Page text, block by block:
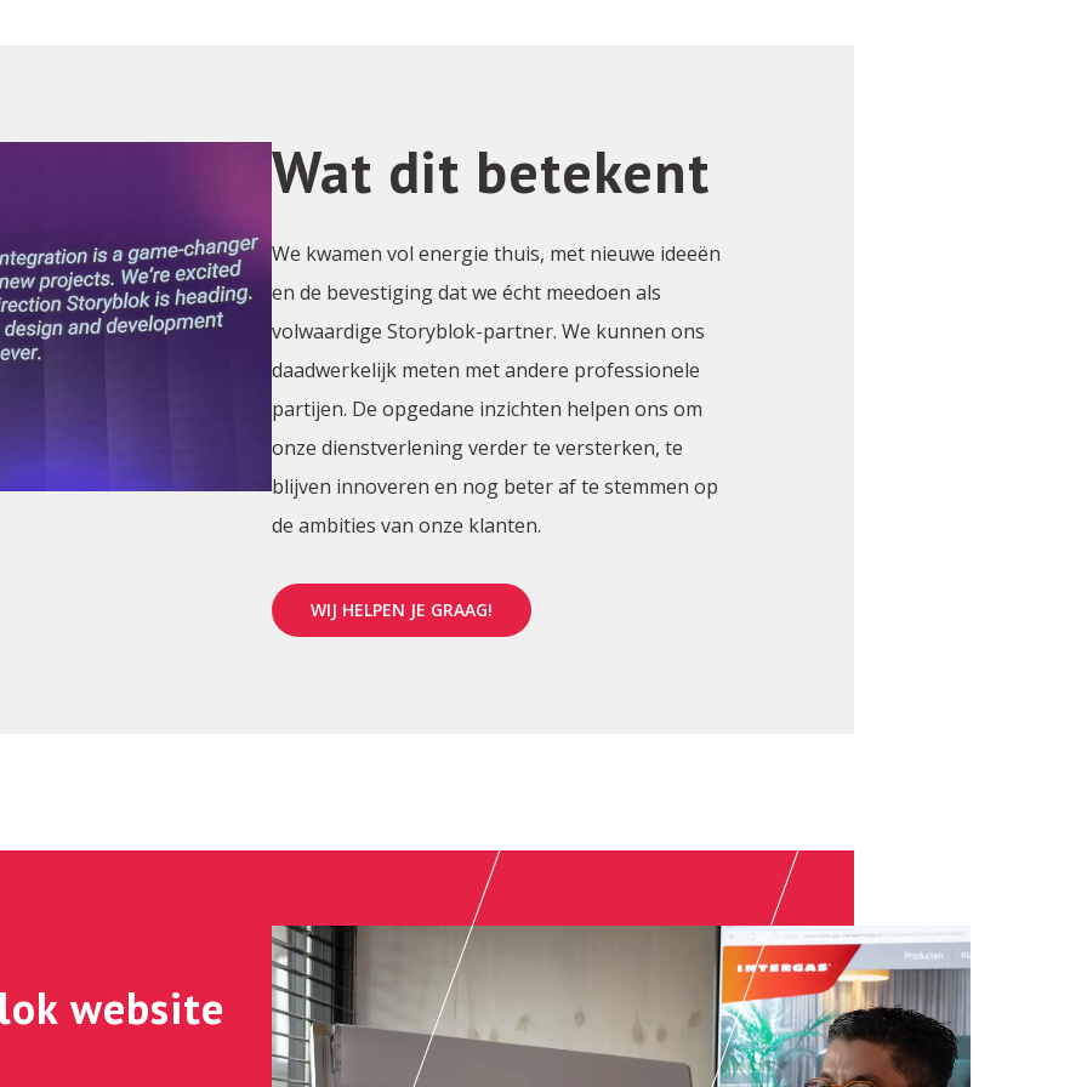
Wat dit betekent
We kwamen vol energie thuis, met nieuwe ideeën
en de bevestiging dat we écht meedoen als
volwaardige Storyblok-partner. We kunnen ons
daadwerkelijk meten met andere professionele
partijen. De opgedane inzichten helpen ons om
onze dienstverlening verder te versterken, te
blijven innoveren en nog beter af te stemmen op
de ambities van onze klanten.
WIJ HELPEN JE GRAAG!
website